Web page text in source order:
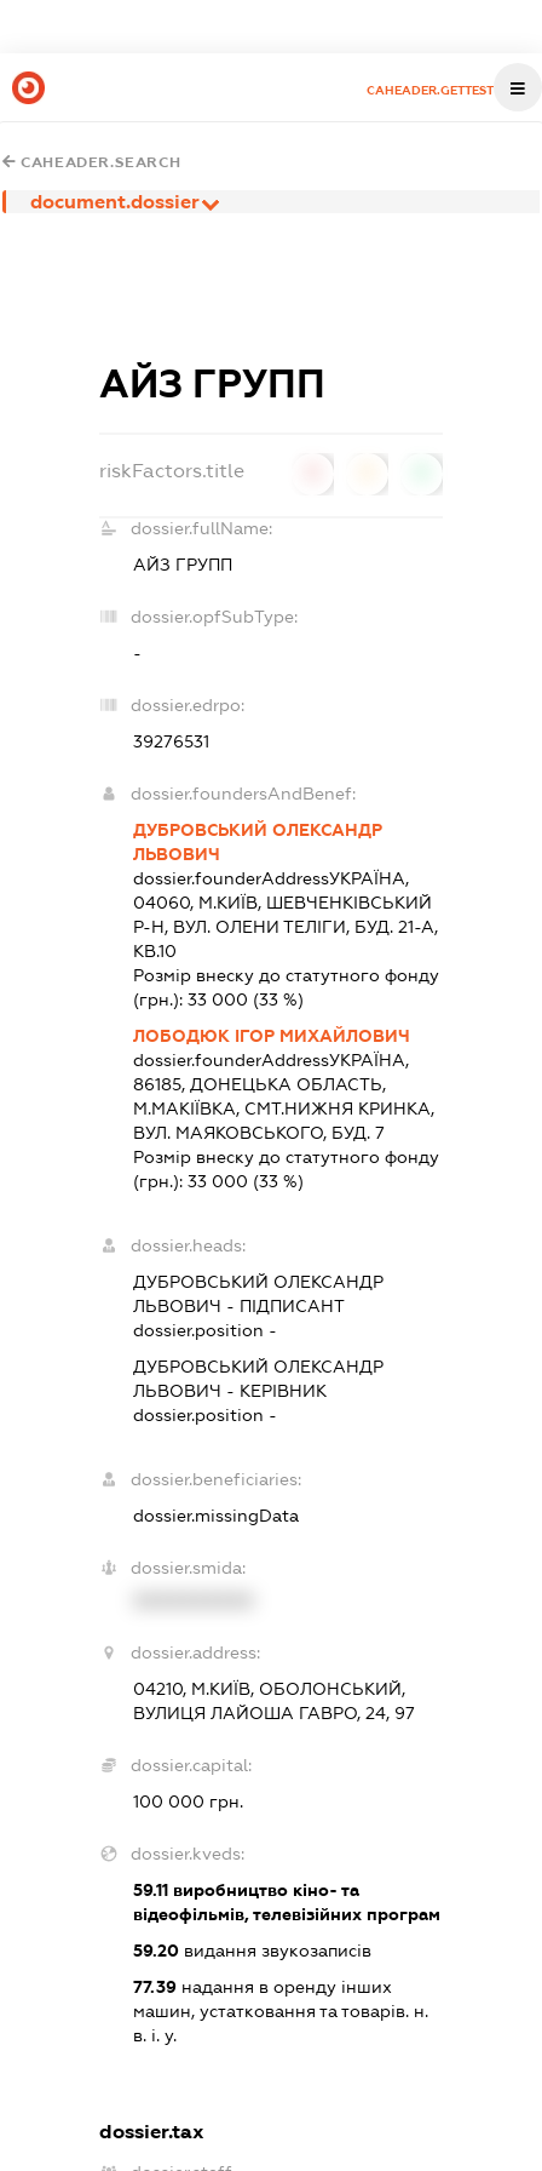
CAHEADER.GETTEST
CAHEADER.SEARCH
document.dossier
АЙЗ ГРУПП
riskFactors.title
dossier.fullName:
АЙЗ ГРУПП
dossier.opfSubType:
-
dossier.edrpo:
39276531
dossier.foundersAndBenef:
ДУБРОВСЬКИЙ ОЛЕКСАНДР
ЛЬВОВИЧ
dossier.founderAddressУКРАЇНА,
04060, М.КИЇВ, ШЕВЧЕНКІВСЬКИЙ
Р-Н, ВУЛ. ОЛЕНИ ТЕЛІГИ, БУД. 21-А,
КВ.10
Розмір внеску до статутного фонду
(грн.): 33 000 (33 %)
ЛОБОДЮК ІГОР МИХАЙЛОВИЧ
dossier.founderAddressУКРАЇНА,
86185, ДОНЕЦЬКА ОБЛАСТЬ,
М.МАКІЇВКА, СМТ.НИЖНЯ КРИНКА,
ВУЛ. МАЯКОВСЬКОГО, БУД. 7
Розмір внеску до статутного фонду
(грн.): 33 000 (33 %)
dossier.heads:
ДУБРОВСЬКИЙ ОЛЕКСАНДР
ЛЬВОВИЧ - ПІДПИСАНТ
dossier.position -
ДУБРОВСЬКИЙ ОЛЕКСАНДР
ЛЬВОВИЧ - КЕРІВНИК
dossier.position -
dossier.beneficiaries:
dossier.missingData
dossier.smida:
dossier.address:
04210, М.КИЇВ, ОБОЛОНСЬКИЙ,
ВУЛИЦЯ ЛАЙОША ГАВРО, 24, 97
dossier.capital:
100 000 грн.
dossier.kveds:
59.11виробництво кіно- та
відеофільмів, телевізійних програм
59.20видання звукозаписів
77.39надання в оренду інших
машин, устатковання та товарів. н.
в. і. у.
dossier.tax